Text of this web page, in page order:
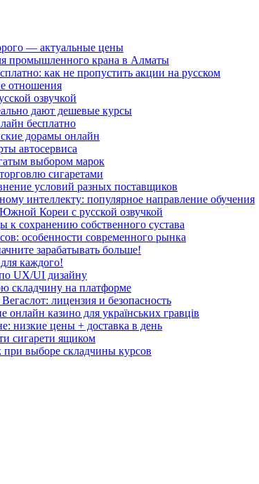
— актуальные цены
промышленного крана в Алматы
как не пропустить акции на русском
отношения
озвучкой
дают дешевые курсы
бесплатно
дорамы онлайн
автосервиса
выбором марок
сигаретами
условий разных поставщиков
интеллекту: популярное направление обучения
Кореи с русской озвучкой
к сохранению собственного сустава
особенности современного рынка
зарабатывать больше!
каждого!
UX/UI дизайну
складчину на платформе
лицензия и безопасность
онлайн казино для українських гравців
низкие цены + доставка в день
сигарети ящиком
выборе складчины курсов